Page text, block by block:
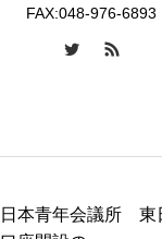
FAX:048-976-6893
日本青年会議所 東